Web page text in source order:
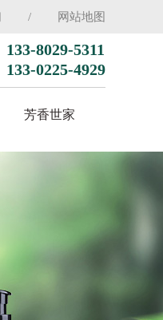
/ 网站地图
133-8029-5311
133-0225-4929
芳香世家